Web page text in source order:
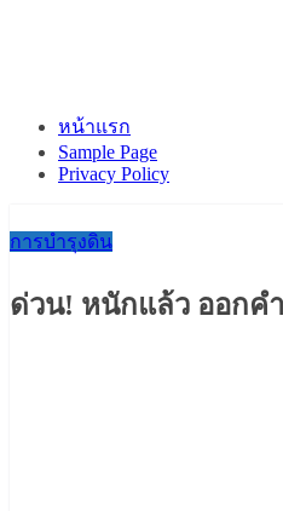
หน้าแรก
Sample Page
Privacy Policy
การบำรุงดิน
ด่วน! หนักแล้ว ออกค